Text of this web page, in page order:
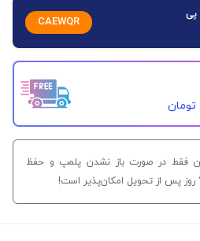
CAEWQR
فقط در صورت باز نشدن پلمپ و حفظ